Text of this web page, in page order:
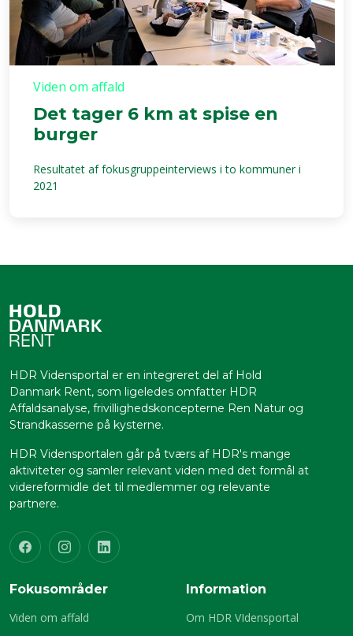
Viden om affald
Det tager 6 km at spise en
burger
Resultatet af fokusgruppeinterviews i to kommuner i
2021
HDR Vidensportal er en integreret del af Hold
Danmark Rent, som ligeledes omfatter HDR
Affaldsanalyse, frivillighedskoncepterne Ren Natur og
Strandkasserne på kysterne.
HDR Vidensportalen går på tværs af HDR's mange
aktiviteter og samler relevant viden med det formål at
videreformidle det til medlemmer og relevante
partnere.
Fokusområder
Viden om affald
Information
Om HDR VIdensportal